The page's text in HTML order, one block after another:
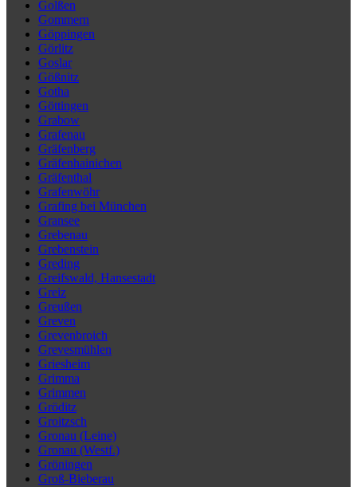
Golßen
Gommern
Göppingen
Görlitz
Goslar
Gößnitz
Gotha
Göttingen
Grabow
Grafenau
Gräfenberg
Gräfenhainichen
Gräfenthal
Grafenwöhr
Grafing bei München
Gransee
Grebenau
Grebenstein
Greding
Greifswald, Hansestadt
Greiz
Greußen
Greven
Grevenbroich
Grevesmühlen
Griesheim
Grimma
Grimmen
Gröditz
Groitzsch
Gronau (Leine)
Gronau (Westf.)
Gröningen
Groß-Bieberau